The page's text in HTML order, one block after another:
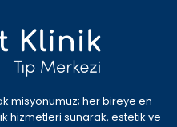
misyonumuz; her bireye en
hizmetleri sunarak, estetik ve